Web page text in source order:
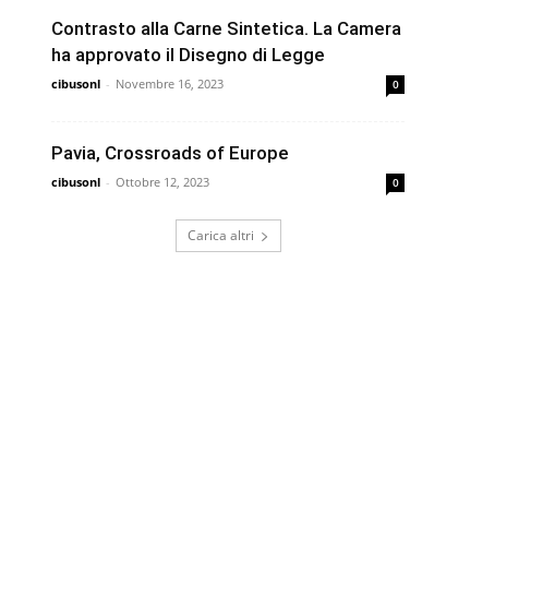
Contrasto alla Carne Sintetica. La Camera
ha approvato il Disegno di Legge
cibusonl - Novembre 16, 2023 0
Pavia, Crossroads of Europe
cibusonl - Ottobre 12, 2023 0
Carica altri